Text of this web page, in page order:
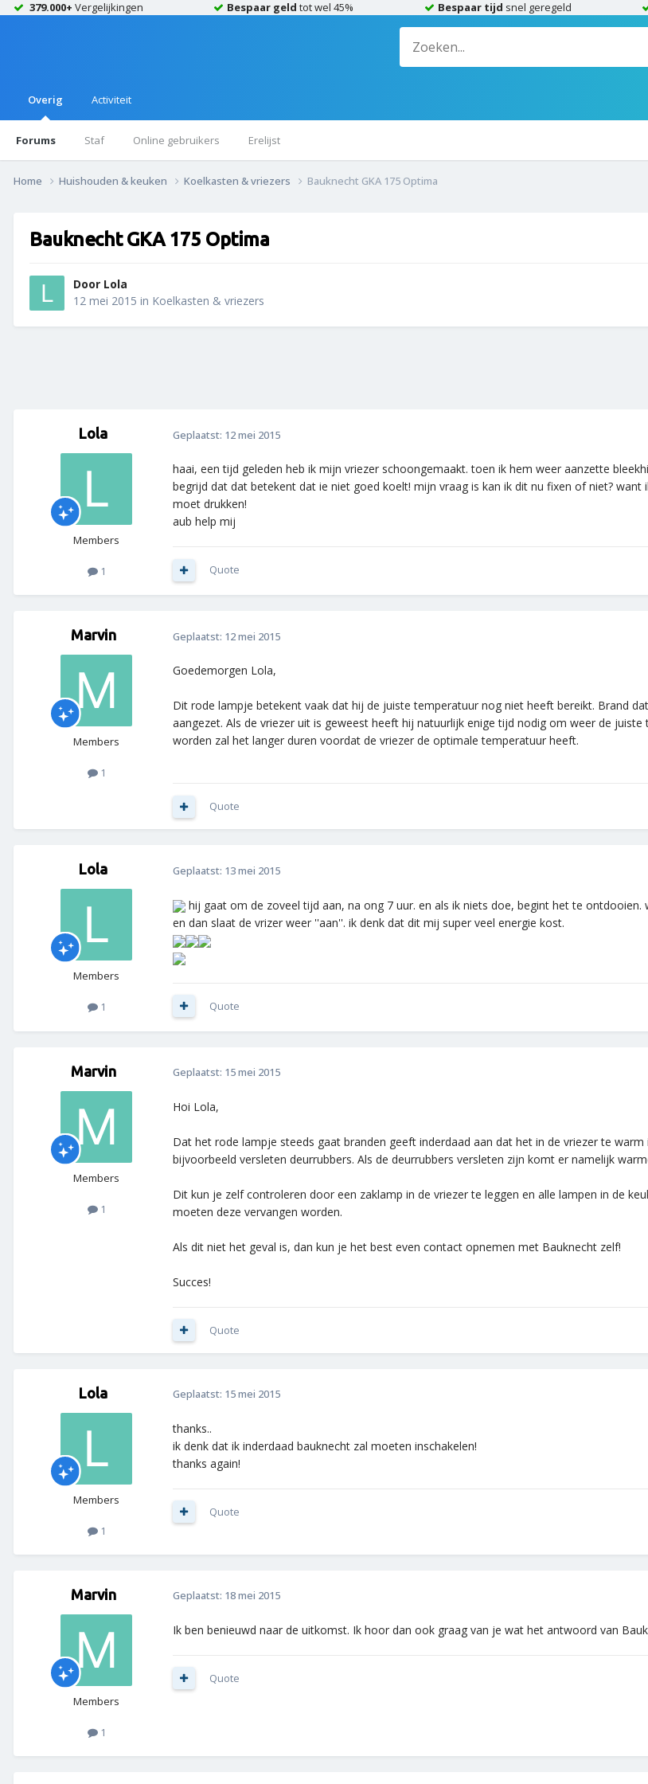
379.000+ Vergelijkingen Bespaar geld tot wel 45% Bespaar tijd snel geregeld
Overig
Forums Staf Online gebruikers Erelijst
Activiteit
Home Huishouden & keuken Koelkasten & vriezers Bauknecht GKA 175 Optima
Bauknecht GKA 175 Optima
Door Lola
12 mei 2015 in Koelkasten & vriezers
Lola
Members
1
Geplaatst: 12 mei 2015
haai, een tijd geleden heb ik mijn vriezer schoongemaakt. toen ik hem weer aanzette
begrijd dat dat betekent dat ie niet goed koelt! mijn vraag is kan ik dit nu fixen of niet?
moet drukken!
aub help mij
Quote
Marvin
Members
1
Geplaatst: 12 mei 2015
Goedemorgen Lola,
Dit rode lampje betekent vaak dat hij de juiste temperatuur nog niet heeft bereikt. Brand
aangezet. Als de vriezer uit is geweest heeft hij natuurlijk enige tijd nodig om weer de
worden zal het langer duren voordat de vriezer de optimale temperatuur heeft.
Quote
Lola
Members
1
Geplaatst: 13 mei 2015
hij gaat om de zoveel tijd aan, na ong 7 uur. en als ik niets doe, begint het te ontdooien.
en dan slaat de vrizer weer ''aan''. ik denk dat dit mij super veel energie kost.
Quote
Marvin
Members
1
Geplaatst: 15 mei 2015
Hoi Lola,
Dat het rode lampje steeds gaat branden geeft inderdaad aan dat het in de vriezer te
bijvoorbeeld versleten deurrubbers. Als de deurrubbers versleten zijn komt er namelijk
Dit kun je zelf controleren door een zaklamp in de vriezer te leggen en alle lampen in de
moeten deze vervangen worden.
Als dit niet het geval is, dan kun je het best even contact opnemen met Bauknecht zelf!
Succes!
Quote
Lola
Members
1
Geplaatst: 15 mei 2015
thanks..
ik denk dat ik inderdaad bauknecht zal moeten inschakelen!
thanks again!
Quote
Marvin
Members
1
Geplaatst: 18 mei 2015
Ik ben benieuwd naar de uitkomst. Ik hoor dan ook graag van je wat het antwoord van
Quote